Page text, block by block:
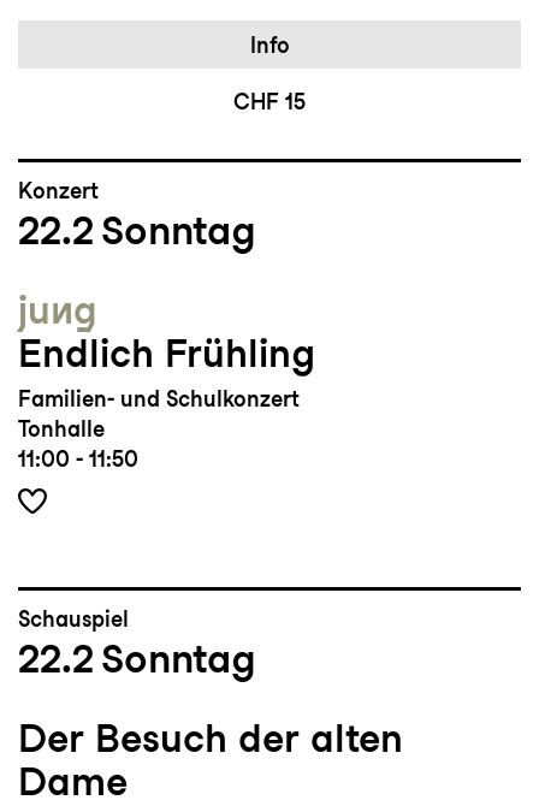
Info
CHF 15
Konzert
22.2 Sonntag
jung
Endlich Frühling
Familien- und Schulkonzert
Tonhalle
11:00 - 11:50
Schauspiel
22.2 Sonntag
Der Besuch der alten
Dame